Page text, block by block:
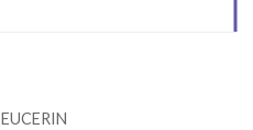
EUCERIN